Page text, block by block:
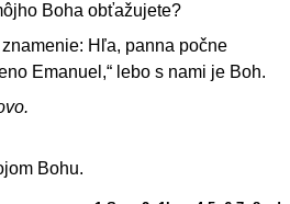
Boha obťažujete?
Hľa, panna počne
Emanuel,“ lebo s nami je Boh.
Bohu.